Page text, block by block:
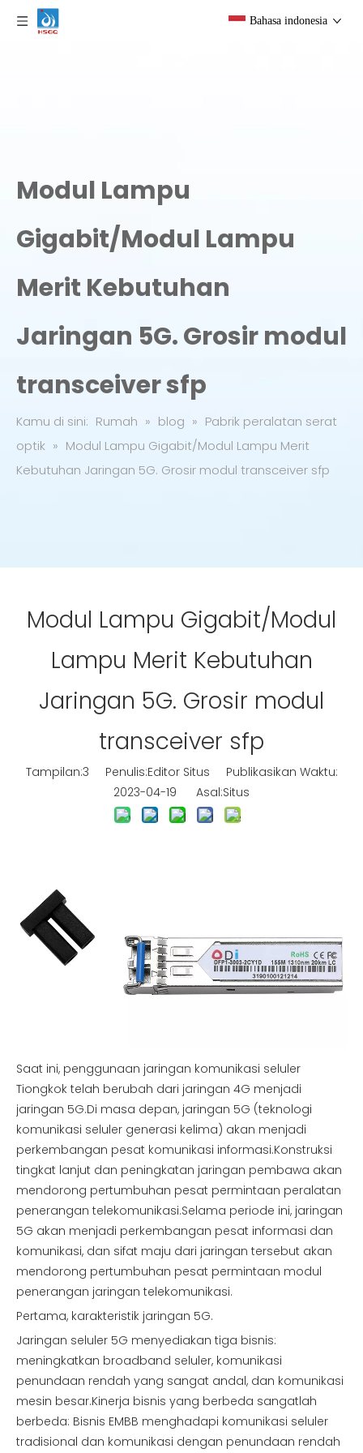
Bahasa indonesia
Modul Lampu
Gigabit/Modul Lampu
Merit Kebutuhan
Jaringan 5G. Grosir modul
transceiver sfp
Kamu di sini: Rumah » blog » Pabrik peralatan serat
optik » Modul Lampu Gigabit/Modul Lampu Merit
Kebutuhan Jaringan 5G. Grosir modul transceiver sfp
Modul Lampu Gigabit/Modul
Lampu Merit Kebutuhan
Jaringan 5G. Grosir modul
transceiver sfp
Tampilan:3 Penulis:Editor Situs Publikasikan Waktu:
2023-04-19 Asal:Situs
Saat ini, penggunaan jaringan komunikasi seluler
Tiongkok telah berubah dari jaringan 4G menjadi
jaringan 5G.Di masa depan, jaringan 5G (teknologi
komunikasi seluler generasi kelima) akan menjadi
perkembangan pesat komunikasi informasi.Konstruksi
tingkat lanjut dan peningkatan jaringan pembawa akan
mendorong pertumbuhan pesat permintaan peralatan
penerangan telekomunikasi.Selama periode ini, jaringan
5G akan menjadi perkembangan pesat informasi dan
komunikasi, dan sifat maju dari jaringan tersebut akan
mendorong pertumbuhan pesat permintaan modul
penerangan jaringan telekomunikasi.
Pertama, karakteristik jaringan 5G.
Jaringan seluler 5G menyediakan tiga bisnis:
meningkatkan broadband seluler, komunikasi
penundaan rendah yang sangat andal, dan komunikasi
mesin besar.Kinerja bisnis yang berbeda sangatlah
berbeda: Bisnis EMBB menghadapi komunikasi seluler
tradisional dan komunikasi dengan penundaan rendah